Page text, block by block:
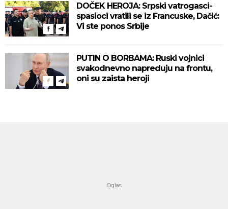
DOČEK HEROJA: Srpski vatrogasci-
spasioci vratili se iz Francuske, Dačić:
Vi ste ponos Srbije
PUTIN O BORBAMA: Ruski vojnici
svakodnevno napreduju na frontu,
oni su zaista heroji